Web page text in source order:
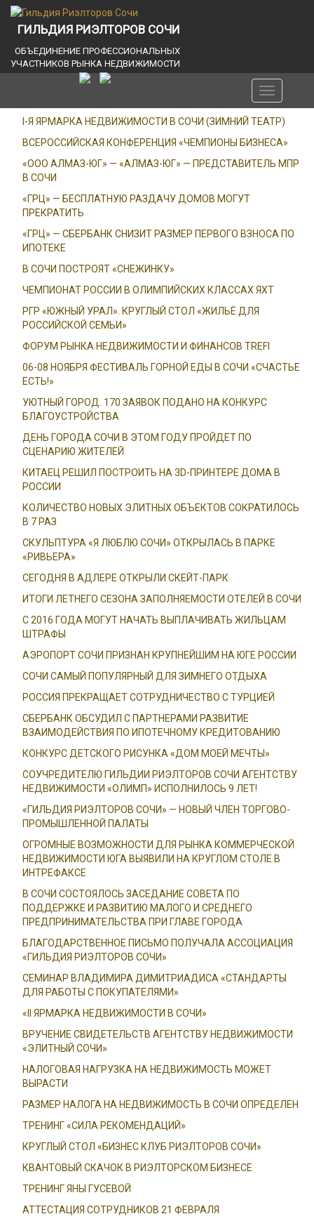
ГИЛЬДИЯ РИЭЛТОРОВ СОЧИ
ОБЪЕДИНЕНИЕ ПРОФЕССИОНАЛЬНЫХ
УЧАСТНИКОВ РЫНКА НЕДВИЖИМОСТИ
Toggle
navigation
I-Я ЯРМАРКА НЕДВИЖИМОСТИ В СОЧИ (ЗИМНИЙ ТЕАТР)
ВСЕРОССИЙСКАЯ КОНФЕРЕНЦИЯ «ЧЕМПИОНЫ БИЗНЕСА»
«ООО АЛМАЗ-ЮГ» — «АЛМАЗ-ЮГ» — ПРЕДСТАВИТЕЛЬ МПР
В СОЧИ
«ГРЦ» — БЕСПЛАТНУЮ РАЗДАЧУ ДОМОВ МОГУТ
ПРЕКРАТИТЬ
«ГРЦ» — СБЕРБАНК СНИЗИТ РАЗМЕР ПЕРВОГО ВЗНОСА ПО
ИПОТЕКЕ
В СОЧИ ПОСТРОЯТ «СНЕЖИНКУ»
ЧЕМПИОНАТ РОССИИ В ОЛИМПИЙСКИХ КЛАССАХ ЯХТ
РГР «ЮЖНЫЙ УРАЛ». КРУГЛЫЙ СТОЛ «ЖИЛЬЁ ДЛЯ
РОССИЙСКОЙ СЕМЬИ»
ФОРУМ РЫНКА НЕДВИЖИМОСТИ И ФИНАНСОВ TREFI
06-08 НОЯБРЯ ФЕСТИВАЛЬ ГОРНОЙ ЕДЫ В СОЧИ «СЧАСТЬЕ
ЕСТЬ!»
УЮТНЫЙ ГОРОД. 170 ЗАЯВОК ПОДАНО НА КОНКУРС
БЛАГОУСТРОЙСТВА
ДЕНЬ ГОРОДА СОЧИ В ЭТОМ ГОДУ ПРОЙДЕТ ПО
СЦЕНАРИЮ ЖИТЕЛЕЙ
КИТАЕЦ РЕШИЛ ПОСТРОИТЬ НА 3D-ПРИНТЕРЕ ДОМА В
РОССИИ
КОЛИЧЕСТВО НОВЫХ ЭЛИТНЫХ ОБЪЕКТОВ СОКРАТИЛОСЬ
В 7 РАЗ
СКУЛЬПТУРА «Я ЛЮБЛЮ СОЧИ» ОТКРЫЛАСЬ В ПАРКЕ
«РИВЬЕРА»
СЕГОДНЯ В АДЛЕРЕ ОТКРЫЛИ СКЕЙТ-ПАРК
ИТОГИ ЛЕТНЕГО СЕЗОНА ЗАПОЛНЯЕМОСТИ ОТЕЛЕЙ В СОЧИ
С 2016 ГОДА МОГУТ НАЧАТЬ ВЫПЛАЧИВАТЬ ЖИЛЬЦАМ
ШТРАФЫ
АЭРОПОРТ СОЧИ ПРИЗНАН КРУПНЕЙШИМ НА ЮГЕ РОССИИ
СОЧИ САМЫЙ ПОПУЛЯРНЫЙ ДЛЯ ЗИМНЕГО ОТДЫХА
РОССИЯ ПРЕКРАЩАЕТ СОТРУДНИЧЕСТВО С ТУРЦИЕЙ
СБЕРБАНК ОБСУДИЛ С ПАРТНЕРАМИ РАЗВИТИЕ
ВЗАИМОДЕЙСТВИЯ ПО ИПОТЕЧНОМУ КРЕДИТОВАНИЮ
КОНКУРС ДЕТСКОГО РИСУНКА «ДОМ МОЕЙ МЕЧТЫ»
СОУЧРЕДИТЕЛЮ ГИЛЬДИИ РИЭЛТОРОВ СОЧИ АГЕНТСТВУ
НЕДВИЖИМОСТИ «ОЛИМП» ИСПОЛНИЛОСЬ 9 ЛЕТ!
«ГИЛЬДИЯ РИЭЛТОРОВ СОЧИ» — НОВЫЙ ЧЛЕН ТОРГОВО-
ПРОМЫШЛЕННОЙ ПАЛАТЫ
ОГРОМНЫЕ ВОЗМОЖНОСТИ ДЛЯ РЫНКА КОММЕРЧЕСКОЙ
НЕДВИЖИМОСТИ ЮГА ВЫЯВИЛИ НА КРУГЛОМ СТОЛЕ В
ИНТРЕФАКСЕ
В СОЧИ СОСТОЯЛОСЬ ЗАСЕДАНИЕ СОВЕТА ПО
ПОДДЕРЖКЕ И РАЗВИТИЮ МАЛОГО И СРЕДНЕГО
ПРЕДПРИНИМАТЕЛЬСТВА ПРИ ГЛАВЕ ГОРОДА
БЛАГОДАРСТВЕННОЕ ПИСЬМО ПОЛУЧАЛА АССОЦИАЦИЯ
«ГИЛЬДИЯ РИЭЛТОРОВ СОЧИ»
СЕМИНАР ВЛАДИМИРА ДИМИТРИАДИСА «СТАНДАРТЫ
ДЛЯ РАБОТЫ С ПОКУПАТЕЛЯМИ»
«II ЯРМАРКА НЕДВИЖИМОСТИ В СОЧИ»
ВРУЧЕНИЕ СВИДЕТЕЛЬСТВ АГЕНТСТВУ НЕДВИЖИМОСТИ
«ЭЛИТНЫЙ СОЧИ»
НАЛОГОВАЯ НАГРУЗКА НА НЕДВИЖИМОСТЬ МОЖЕТ
ВЫРАСТИ
РАЗМЕР НАЛОГА НА НЕДВИЖИМОСТЬ В СОЧИ ОПРЕДЕЛЕН
ТРЕНИНГ «СИЛА РЕКОМЕНДАЦИЙ»
КРУГЛЫЙ СТОЛ «БИЗНЕС КЛУБ РИЭЛТОРОВ СОЧИ»
КВАНТОВЫЙ СКАЧОК В РИЭЛТОРСКОМ БИЗНЕСЕ
ТРЕНИНГ ЯНЫ ГУСЕВОЙ
АТТЕСТАЦИЯ СОТРУДНИКОВ 21 ФЕВРАЛЯ